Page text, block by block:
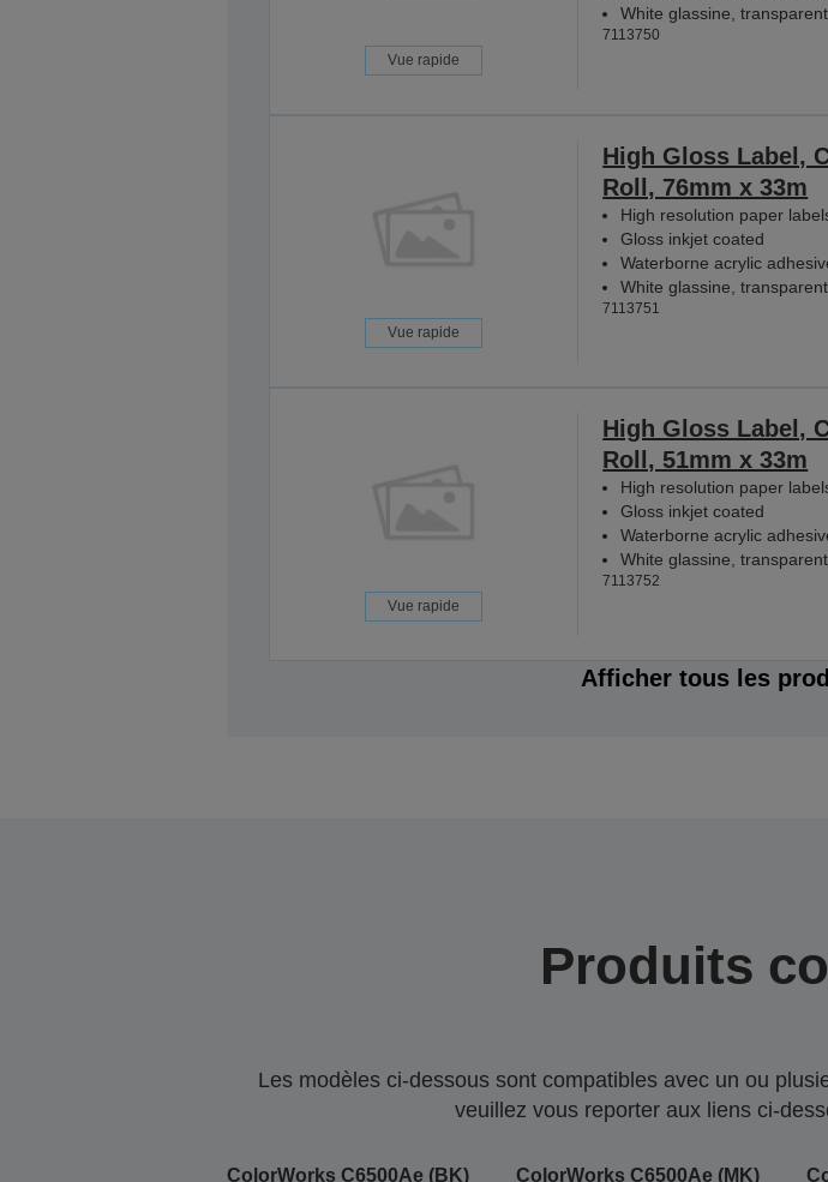
Vue rapide
White glassine,
7113750
Vue rapide
High Gloss Label,
Roll, 76mm x 33m
High resolution paper
Gloss inkjet coated
Waterborne acrylic
White glassine,
7113751
Vue rapide
High Gloss Label,
Roll, 51mm x 33m
High resolution paper
Gloss inkjet coated
Waterborne acrylic
White glassine,
7113752
Afficher tous les
Produits
Les modèles ci-dessous sont compatibles avec un ou
veuillez vous reporter aux liens ci-
ColorWorks C6500Ae (BK) ColorWorks C6500Ae (MK)